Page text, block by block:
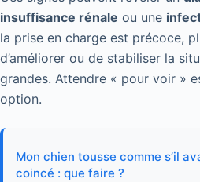
insuffisance rénale ou une
la prise en charge est précoce,
d’améliorer ou de stabiliser la
grandes. Attendre « pour voir »
option.
Mon chien tousse comme s’il
coincé : que faire ?